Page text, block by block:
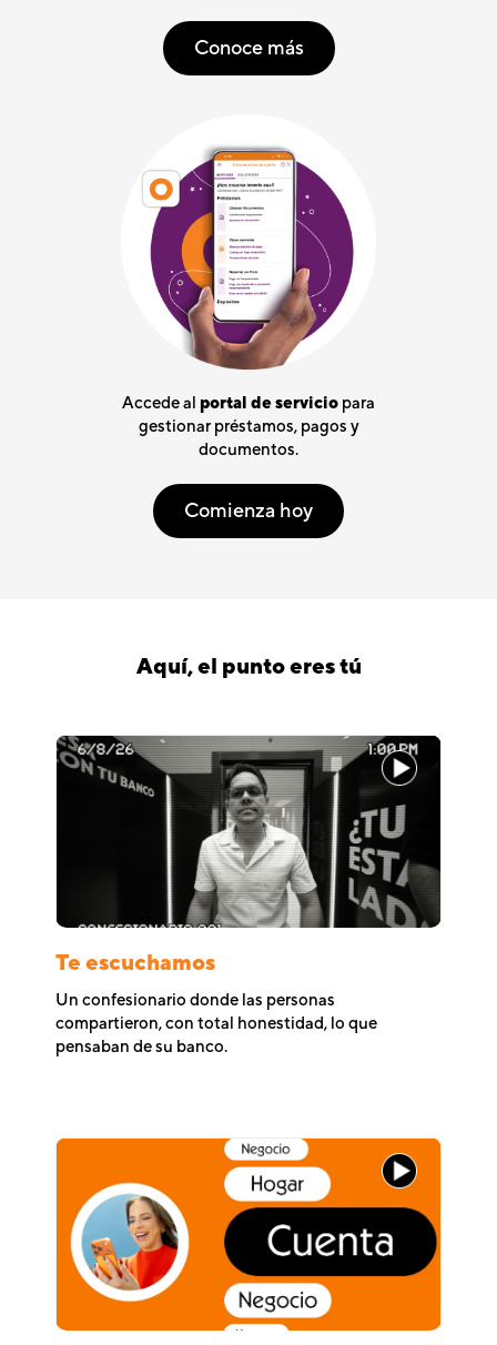
Conoce más
Accede al portal de servicio para
gestionar préstamos, pagos y
documentos.
Comienza hoy
Aquí, el punto eres tú
Te escuchamos
Un confesionario donde las personas
compartieron, con total honestidad, lo que
pensaban de su banco.